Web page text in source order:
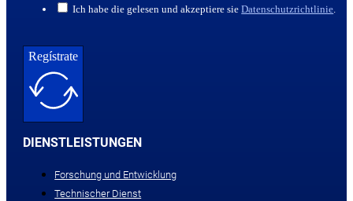
Ich habe die gelesen und akzeptiere sieDatenschutzrichtlinie.
Regístrate
DIENSTLEISTUNGEN
Forschung und Entwicklung
Technischer Dienst